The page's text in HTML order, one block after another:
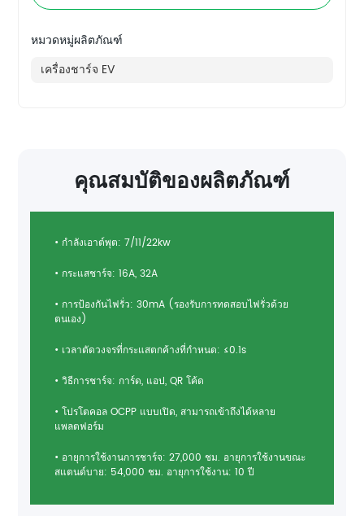
หมวดหมู่ผลิตภัณฑ์
เครื่องชาร์จ EV
คุณสมบัติของผลิตภัณฑ์
• กำลังเอาต์พุต: 7/11/22kw
• กระแสชาร์จ: 16A, 32A
• การป้องกันไฟรั่ว: 30mA (รองรับการทดสอบไฟรั่วด้วย
ตนเอง)
• เวลาตัดวงจรที่กระแสตกค้างที่กำหนด: ≤0.1s
• วิธีการชาร์จ: การ์ด, แอป, QR โค้ด
• โปรโตคอล OCPP แบบเปิด, สามารถเข้าถึงได้หลาย
แพลตฟอร์ม
• อายุการใช้งานการชาร์จ: 27,000 ชม. อายุการใช้งานขณะ
สแตนด์บาย: 54,000 ชม. อายุการใช้งาน: 10 ปี